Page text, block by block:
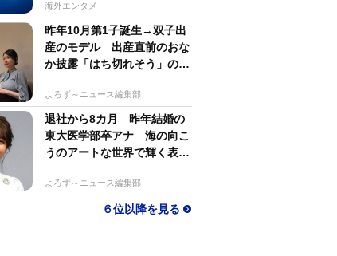
海外エンタメ
昨年10月第1子誕生→双子出
産のモデル 出産直前のおな
か披露「はち切れそう」の
よろず～ニュース編集部
退社から8カ月 昨年結婚の
東大医学部卒アナ 海の向こ
うのアートな世界で輝く表情
よろず～ニュース編集部
６位以降を見る